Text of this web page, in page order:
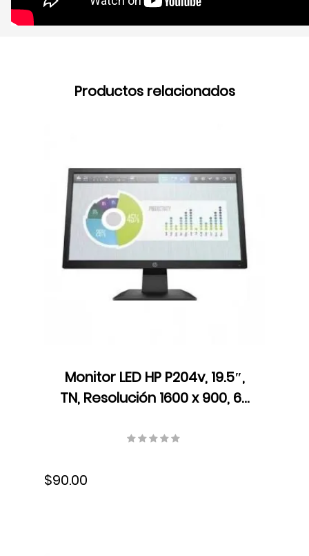
Productos relacionados
Monitor LED HP P204v, 19.5″,
TN, Resolución 1600 x 900, 60
$90.00